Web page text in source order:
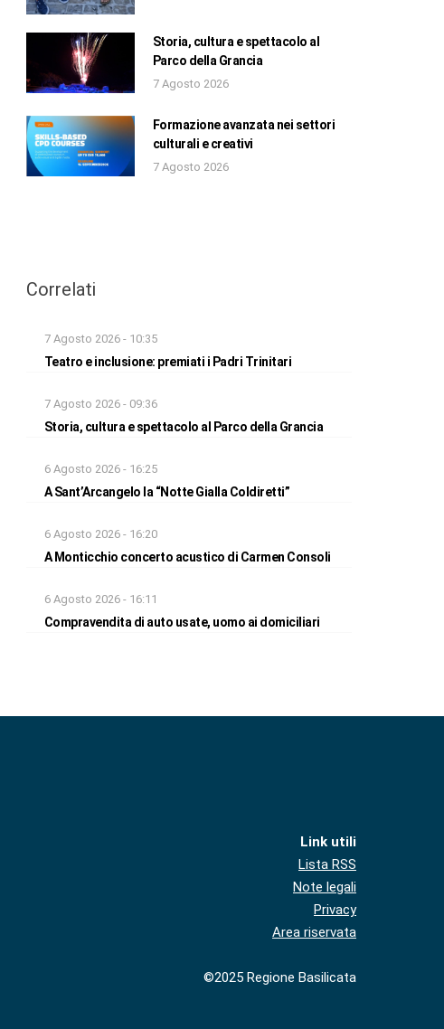
Storia, cultura e spettacolo al
Parco della Grancia
7 Agosto 2026
Formazione avanzata nei settori
culturali e creativi
7 Agosto 2026
Correlati
7 Agosto 2026 - 10:35
Teatro e inclusione: premiati i Padri Trinitari
7 Agosto 2026 - 09:36
Storia, cultura e spettacolo al Parco della Grancia
6 Agosto 2026 - 16:25
A Sant’Arcangelo la “Notte Gialla Coldiretti”
6 Agosto 2026 - 16:20
A Monticchio concerto acustico di Carmen Consoli
6 Agosto 2026 - 16:11
Compravendita di auto usate, uomo ai domiciliari
Link utili
Lista RSS
Note legali
Privacy
Area riservata
©2025 Regione Basilicata